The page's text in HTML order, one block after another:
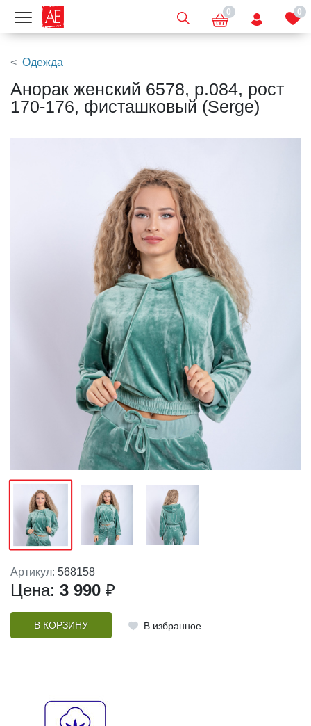
Показать меню 0 0
Одежда
Анорак женский 6578, р.084, рост
170-176, фисташковый (Serge)
Артикул: 568158
Цена: 3 990 ₽
В КОРЗИНУ В избранное